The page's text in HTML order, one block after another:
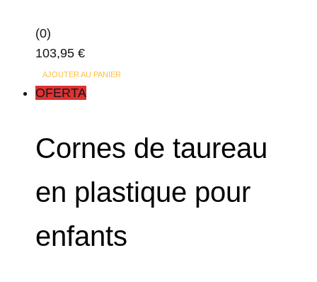
(0)
103,95 €
AJOUTER AU PANIER
OFERTA
Cornes de taureau
en plastique pour
enfants